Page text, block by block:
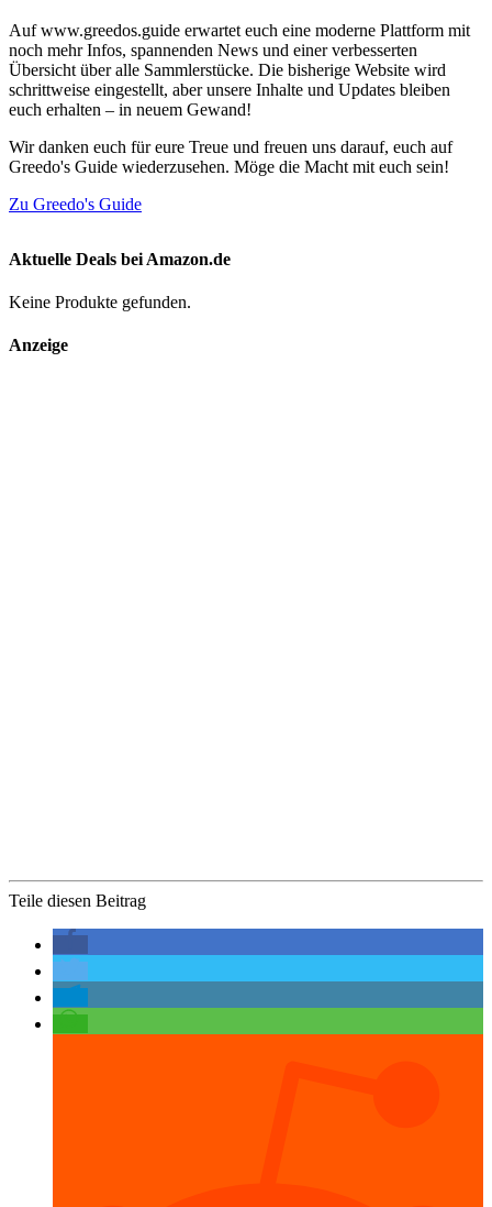
Auf www.greedos.guide erwartet euch eine moderne Plattform mit
noch mehr Infos, spannenden News und einer verbesserten
Übersicht über alle Sammlerstücke. Die bisherige Website wird
schrittweise eingestellt, aber unsere Inhalte und Updates bleiben
euch erhalten – in neuem Gewand!
Wir danken euch für eure Treue und freuen uns darauf, euch auf
Greedo's Guide wiederzusehen. Möge die Macht mit euch sein!
Zu Greedo's Guide
Aktuelle Deals bei Amazon.de
Keine Produkte gefunden.
Anzeige
Teile diesen Beitrag